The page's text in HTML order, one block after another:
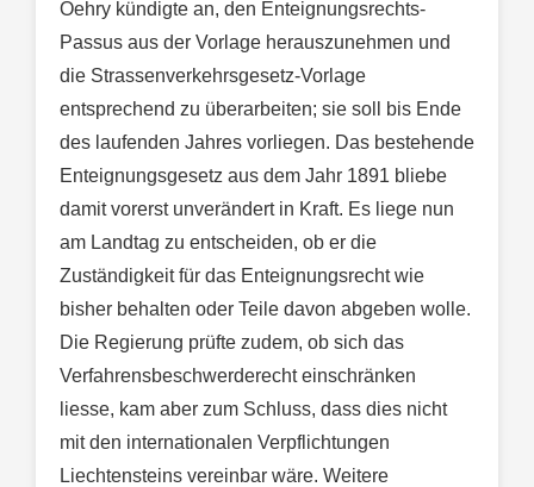
Oehry kündigte an, den Enteignungsrechts-
Passus aus der Vorlage herauszunehmen und
die Strassenverkehrsgesetz-Vorlage
entsprechend zu überarbeiten; sie soll bis Ende
des laufenden Jahres vorliegen. Das bestehende
Enteignungsgesetz aus dem Jahr 1891 bliebe
damit vorerst unverändert in Kraft. Es liege nun
am Landtag zu entscheiden, ob er die
Zuständigkeit für das Enteignungsrecht wie
bisher behalten oder Teile davon abgeben wolle.
Die Regierung prüfte zudem, ob sich das
Verfahrensbeschwerderecht einschränken
liesse, kam aber zum Schluss, dass dies nicht
mit den internationalen Verpflichtungen
Liechtensteins vereinbar wäre. Weitere